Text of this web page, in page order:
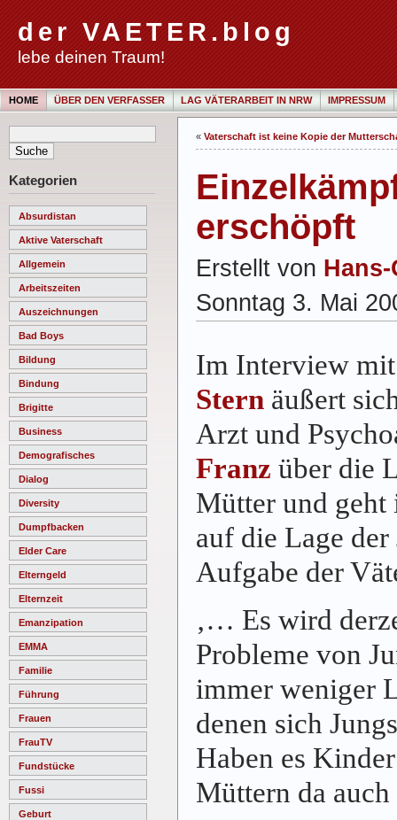
der VAETER.blog
lebe deinen Traum!
HOME ÜBER DEN VERFASSER LAG VÄTERARBEIT IN NRW IMPRESSUM
Kategorien
Absurdistan
Aktive Vaterschaft
Allgemein
Arbeitszeiten
Auszeichnungen
Bad Boys
Bildung
Bindung
Brigitte
Business
Demografisches
Dialog
Diversity
Dumpfbacken
Elder Care
Elterngeld
Elternzeit
Emanzipation
EMMA
Familie
Führung
Frauen
FrauTV
Fundstücke
Fussi
Geburt
« Vaterschaft ist keine Kopie der
erschöpft
Erstellt von
Sonntag 3. Mai
Im Interview
Stern äußert
Arzt und
Franz über die
Mütter und geht
auf die Lage
Aufgabe der
‚… Es wird
Probleme von
immer weniger
denen sich
Haben es
Müttern da auch